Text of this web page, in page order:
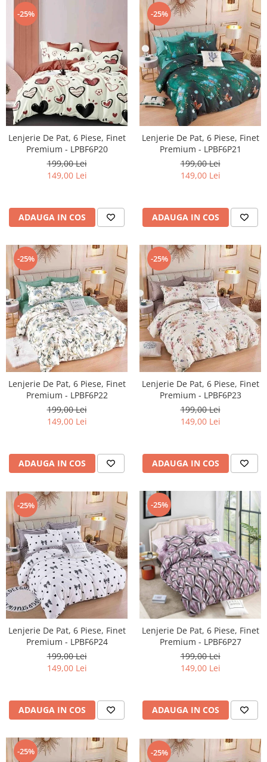
-25%
Lenjerie De Pat, 6 Piese, Finet
Premium - LPBF6P20
199,00 Lei
149,00 Lei
ADAUGA IN COS
-25%
Lenjerie De Pat, 6 Piese, Finet
Premium - LPBF6P21
199,00 Lei
149,00 Lei
ADAUGA IN COS
-25%
Lenjerie De Pat, 6 Piese, Finet
Premium - LPBF6P22
199,00 Lei
149,00 Lei
ADAUGA IN COS
-25%
Lenjerie De Pat, 6 Piese, Finet
Premium - LPBF6P23
199,00 Lei
149,00 Lei
ADAUGA IN COS
-25%
Lenjerie De Pat, 6 Piese, Finet
Premium - LPBF6P24
199,00 Lei
149,00 Lei
ADAUGA IN COS
-25%
Lenjerie De Pat, 6 Piese, Finet
Premium - LPBF6P27
199,00 Lei
149,00 Lei
ADAUGA IN COS
-25% -25%